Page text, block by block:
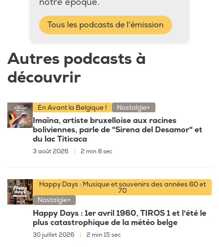
notre époque.
Tous les podcasts de l'émission
Autres podcasts à
découvrir
En Avant la Belgique ! Nostalgie+
Imaïna, artiste bruxelloise aux racines
boliviennes, parle de "Sirena del Desamor" et
du lac Titicaca
3 août 2026 2 min 8 sec
Happy Days : Musique et souvenirs des années 60 et
70
Nostalgie+
Happy Days : 1er avril 1960, TIROS 1 et l'été le
plus catastrophique de la météo belge
30 juillet 2026 | 2 min 15 sec